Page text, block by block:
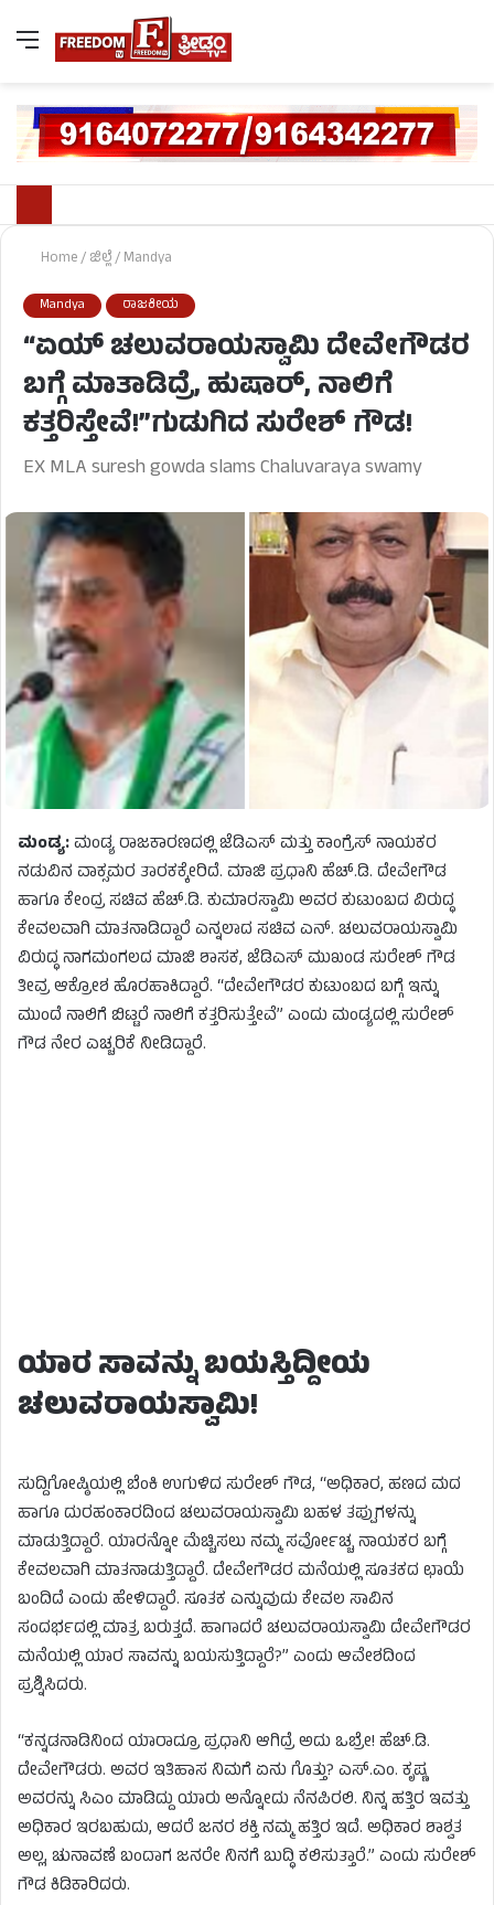
Home/ಜಿಲ್ಲೆ/Mandya
Mandya ರಾಜಕೀಯ
“ಏಯ್ ಚಲುವರಾಯಸ್ವಾಮಿ ದೇವೇಗೌಡರ
ಬಗ್ಗೆ ಮಾತಾಡಿದ್ರೆ, ಹುಷಾರ್, ನಾಲಿಗೆ
ಕತ್ತರಿಸ್ತೇವೆ!”ಗುಡುಗಿದ ಸುರೇಶ್ ಗೌಡ!
EX MLA suresh gowda slams Chaluvaraya swamy
ಮಂಡ್ಯ:ಮಂಡ್ಯ ರಾಜಕಾರಣದಲ್ಲಿ ಜೆಡಿಎಸ್ ಮತ್ತು ಕಾಂಗ್ರೆಸ್ ನಾಯಕರ
ನಡುವಿನ ವಾಕ್ಸಮರ ತಾರಕಕ್ಕೇರಿದೆ. ಮಾಜಿ ಪ್ರಧಾನಿ ಹೆಚ್.ಡಿ. ದೇವೇಗೌಡ
ಹಾಗೂ ಕೇಂದ್ರ ಸಚಿವ ಹೆಚ್.ಡಿ. ಕುಮಾರಸ್ವಾಮಿ ಅವರ ಕುಟುಂಬದ ವಿರುದ್ಧ
ಕೇವಲವಾಗಿ ಮಾತನಾಡಿದ್ದಾರೆ ಎನ್ನಲಾದ ಸಚಿವ ಎನ್. ಚಲುವರಾಯಸ್ವಾಮಿ
ವಿರುದ್ಧ ನಾಗಮಂಗಲದ ಮಾಜಿ ಶಾಸಕ, ಜೆಡಿಎಸ್ ಮುಖಂಡ ಸುರೇಶ್ ಗೌಡ
ತೀವ್ರ ಆಕ್ರೋಶ ಹೊರಹಾಕಿದ್ದಾರೆ. “ದೇವೇಗೌಡರ ಕುಟುಂಬದ ಬಗ್ಗೆ ಇನ್ನು
ಮುಂದೆ ನಾಲಿಗೆ ಬಿಟ್ಟರೆ ನಾಲಿಗೆ ಕತ್ತರಿಸುತ್ತೇವೆ” ಎಂದು ಮಂಡ್ಯದಲ್ಲಿ ಸುರೇಶ್
ಗೌಡ ನೇರ ಎಚ್ಚರಿಕೆ ನೀಡಿದ್ದಾರೆ.
ಯಾರ ಸಾವನ್ನು ಬಯಸ್ತಿದ್ದೀಯ
ಚಲುವರಾಯಸ್ವಾಮಿ!
ಸುದ್ದಿಗೋಷ್ಠಿಯಲ್ಲಿ ಬೆಂಕಿ ಉಗುಳಿದ ಸುರೇಶ್ ಗೌಡ, “ಅಧಿಕಾರ, ಹಣದ ಮದ
ಹಾಗೂ ದುರಹಂಕಾರದಿಂದ ಚಲುವರಾಯಸ್ವಾಮಿ ಬಹಳ ತಪ್ಪುಗಳನ್ನು
ಮಾಡುತ್ತಿದ್ದಾರೆ. ಯಾರನ್ನೋ ಮೆಚ್ಚಿಸಲು ನಮ್ಮ ಸರ್ವೋಚ್ಚ ನಾಯಕರ ಬಗ್ಗೆ
ಕೇವಲವಾಗಿ ಮಾತನಾಡುತ್ತಿದ್ದಾರೆ. ದೇವೇಗೌಡರ ಮನೆಯಲ್ಲಿ ಸೂತಕದ ಛಾಯೆ
ಬಂದಿದೆ ಎಂದು ಹೇಳಿದ್ದಾರೆ. ಸೂತಕ ಎನ್ನುವುದು ಕೇವಲ ಸಾವಿನ
ಸಂದರ್ಭದಲ್ಲಿ ಮಾತ್ರ ಬರುತ್ತದೆ. ಹಾಗಾದರೆ ಚಲುವರಾಯಸ್ವಾಮಿ ದೇವೇಗೌಡರ
ಮನೆಯಲ್ಲಿ ಯಾರ ಸಾವನ್ನು ಬಯಸುತ್ತಿದ್ದಾರೆ?” ಎಂದು ಆವೇಶದಿಂದ
ಪ್ರಶ್ನಿಸಿದರು.
“ಕನ್ನಡನಾಡಿನಿಂದ ಯಾರಾದ್ರೂ ಪ್ರಧಾನಿ ಆಗಿದ್ರೆ ಅದು ಒಬ್ರೇ! ಹೆಚ್.ಡಿ.
ದೇವೇಗೌಡರು. ಅವರ ಇತಿಹಾಸ ನಿಮಗೆ ಏನು ಗೊತ್ತು? ಎಸ್.ಎಂ. ಕೃಷ್ಣ
ಅವರನ್ನು ಸಿಎಂ ಮಾಡಿದ್ದು ಯಾರು ಅನ್ನೋದು ನೆನಪಿರಲಿ. ನಿನ್ನ ಹತ್ತಿರ ಇವತ್ತು
ಅಧಿಕಾರ ಇರಬಹುದು, ಆದರೆ ಜನರ ಶಕ್ತಿ ನಮ್ಮ ಹತ್ತಿರ ಇದೆ. ಅಧಿಕಾರ ಶಾಶ್ವತ
ಅಲ್ಲ, ಚುನಾವಣೆ ಬಂದಾಗ ಜನರೇ ನಿನಗೆ ಬುದ್ಧಿ ಕಲಿಸುತ್ತಾರೆ.” ಎಂದು ಸುರೇಶ್
ಗೌಡ ಕಿಡಿಕಾರಿದರು.